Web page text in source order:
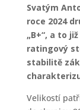
Svatým
roce 2024
„B+“, a to
ratingový
stabilitě
Velikostí